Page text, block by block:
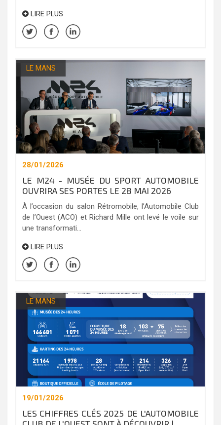
LIRE PLUS
LE MANS
28/01/2026
LE M24 - MUSÉE DU SPORT AUTOMOBILE
OUVRIRA SES PORTES LE 28 MAI 2026
À l’occasion du salon Rétromobile, l’Automobile Club
de l’Ouest (ACO) et Richard Mille ont levé le voile sur
une transformati...
LIRE PLUS
LE MANS
19/01/2026
LES CHIFFRES CLÉS 2025 DE L'AUTOMOBILE